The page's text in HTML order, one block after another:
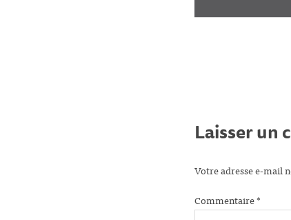
Laisser un
Votre adresse e-mail
Commentaire*